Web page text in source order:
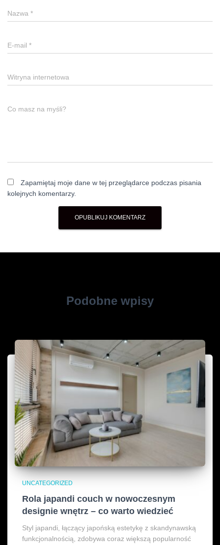
Nazwa *
E-mail *
Witryna internetowa
Co masz na myśli?
Zapamiętaj moje dane w tej przeglądarce podczas pisania
kolejnych komentarzy.
Podobne wpisy
UNCATEGORIZED
Rola japandi couch w nowoczesnym
designie wnętrz – co warto wiedzieć
Styl japandi, łączący japońską estetykę z skandynawską
funkcjonalnością, zdobywa coraz większą popularność